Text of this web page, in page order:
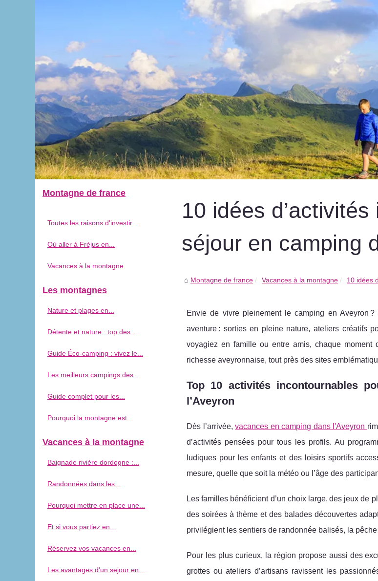
10 idées
séjour en camping
Montagne de france Vacances à la montagne 10 idées
Envie de vivre pleinement le camping en Aveyron
aventure : sorties en pleine nature, ateliers créatifs
voyagiez en famille ou entre amis, chaque
richesse aveyronnaise, tout près des sites
Top 10 activités incontournables
l’Aveyron
Dès l’arrivée,vacances en camping dans l'Aveyron
d’activités pensées pour tous les profils. Au
ludiques pour les enfants et des loisirs sportifs
mesure, quelle que soit la météo ou l’âge des
Les familles bénéficient d’un choix large, des jeux de
des soirées à thème et des balades découvertes
privilégient les sentiers de randonnée balisés, la
Pour les plus curieux, la région propose aussi des
grottes ou ateliers d’artisans ravissent les
Montagne de france
Toutes les raisons d'investir...
Où aller à Fréjus en...
Vacances à la montagne
Les montagnes
Nature et plages en...
Détente et nature : top des...
Guide Éco-camping : vivez le...
Les meilleurs campings des...
Guide complet pour les...
Pourquoi la montagne est...
Vacances à la montagne
Baignade rivière dordogne :...
Randonnées dans les...
Pourquoi mettre en place une...
Et si vous partiez en...
Réservez vos vacances en...
Les avantages d'un sejour en...